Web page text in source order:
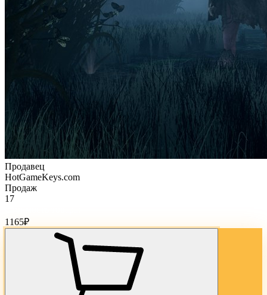
Продавец
HotGameKeys.com
Продаж
17
1165₽